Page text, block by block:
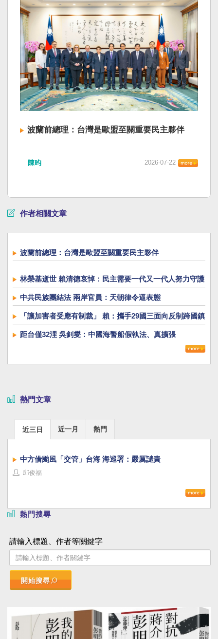
波蘭前總理：台灣是歐盟至關重要民主夥伴
陳昀 2026-07-22
作者相關文章
波蘭前總理：台灣是歐盟至關重要民主夥伴
林榮基逝世 賴清德哀悼：民主需要一代又一代人努力守護
中共民族團結法 兩岸官員：天朝律令逼表態
「讓加害者受應有制裁」 賴：攜手29國三面向反制跨國鎮
壓
距台僅32浬 吳釗燮：中國海警船假執法、真擴張
熱門文章
近三日 近一月 熱門
中方借颱風「交管」台海 海巡署：嚴厲譴責
邱俊福
熱門搜尋
請輸入標題、作者等關鍵字
開始搜尋